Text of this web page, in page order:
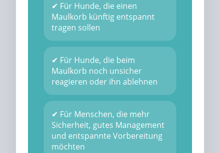
✔ Für Hunde, die einen
Maulkorb künftig entspannt
tragen sollen
✔ Für Hunde, die beim
Maulkorb noch unsicher
reagieren oder ihn ablehnen
✔ Für Menschen, die mehr
Sicherheit, gutes Management
und entspannte Vorbereitung
möchten